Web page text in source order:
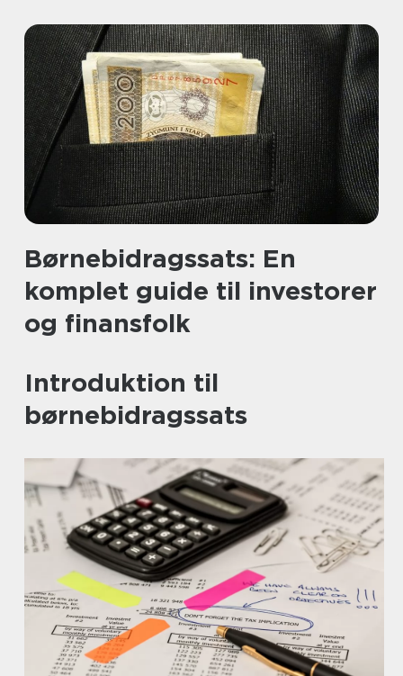
Børnebidragssats: En
komplet guide til investorer
og finansfolk
Introduktion til
børnebidragssats